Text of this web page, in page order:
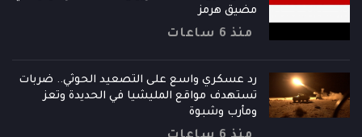
مضيق هرمز
منذ 6 ساعات
رد عسكري واسع على التصعيد الحوثي.. ضربات
تستهدف مواقع المليشيا في الحديدة وتعز
ومأرب وشبوة